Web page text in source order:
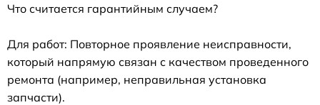
Что считается гарантийным случаем?
Для работ: Повторное проявление неисправности,
который напрямую связан с качеством проведенного
ремонта (например, неправильная установка
запчасти).